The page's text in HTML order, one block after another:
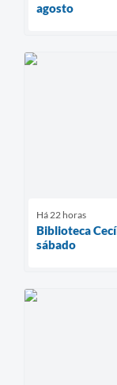
agosto
Há 22 horas
Biblioteca
sábado